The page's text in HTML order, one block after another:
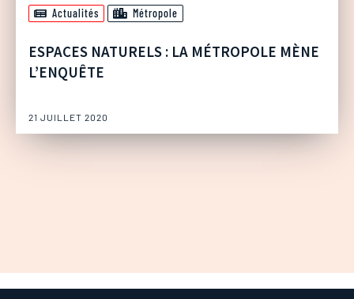
Actualités Métropole
ESPACES NATURELS : LA MÉTROPOLE MÈNE
L’ENQUÊTE
21 JUILLET 2020